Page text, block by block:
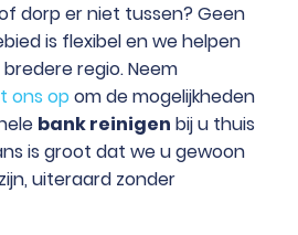
dorp er niet tussen? Geen
is flexibel en we helpen
regio. Neem
ons opom de mogelijkheden
bank reinigen bij u thuis
is groot dat we u gewoon
uiteraard zonder